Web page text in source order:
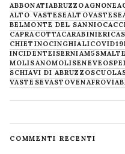
ABBONATIABRUZZOAGNONE
ALTO VASTESEALTOVASTESE
BELMONTE DEL SANNIO
CAPRACOTTACARABINIERI
CHIETINOCINGHIALICOVID19
INCIDENTEISERNIAM5S
MOLISANOMOLISENEVE
SCHIAVI DI ABRUZZOSCUOLA
VASTESEVASTOVENAFRO
COMMENTI RECENTI